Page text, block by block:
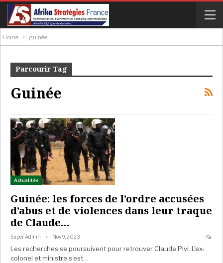
Home guinée
Parcourir Tag
Guinée
Actualités
Guinée: les forces de l’ordre accusées
d’abus et de violences dans leur traque
de Claude…
Super Admin Nov 9, 2023
Les recherches se poursuivent pour retrouver Claude Pivi. L'ex-
colonel et ministre s'est…